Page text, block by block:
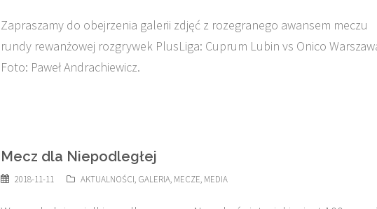
Zapraszamy do obejrzenia galerii zdjęć z rozegranego awansem meczu
rundy rewanżowej rozgrywek PlusLiga: Cuprum Lubin vs Onico
Foto: Paweł Andrachiewicz.
Mecz dla Niepodległej
2018-11-11 AKTUALNOŚCI, GALERIA, MECZE, MEDIA